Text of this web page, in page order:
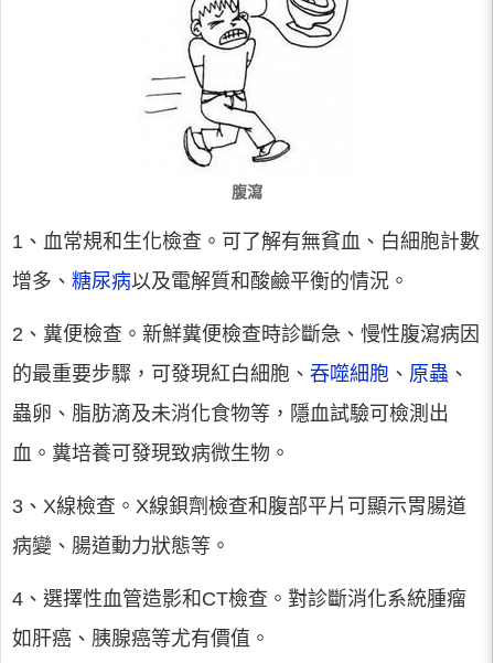
腹瀉
1、血常規和生化檢查。可了解有無貧血、白細胞計數
增多、 糖尿病以及電解質和酸鹼平衡的情況。
2、糞便檢查。新鮮糞便檢查時診斷急、慢性腹瀉病因
的最重要步驟，可發現紅白細胞、 吞噬細胞 、 原蟲 、
蟲卵、脂肪滴及未消化食物等，隱血試驗可檢測出
血。糞培養可發現致病微生物。
3、X線檢查。X線鋇劑檢查和腹部平片可顯示胃腸道
病變、腸道動力狀態等。
4、選擇性血管造影和CT檢查。對診斷消化系統腫瘤
如肝癌、胰腺癌等尤有價值。